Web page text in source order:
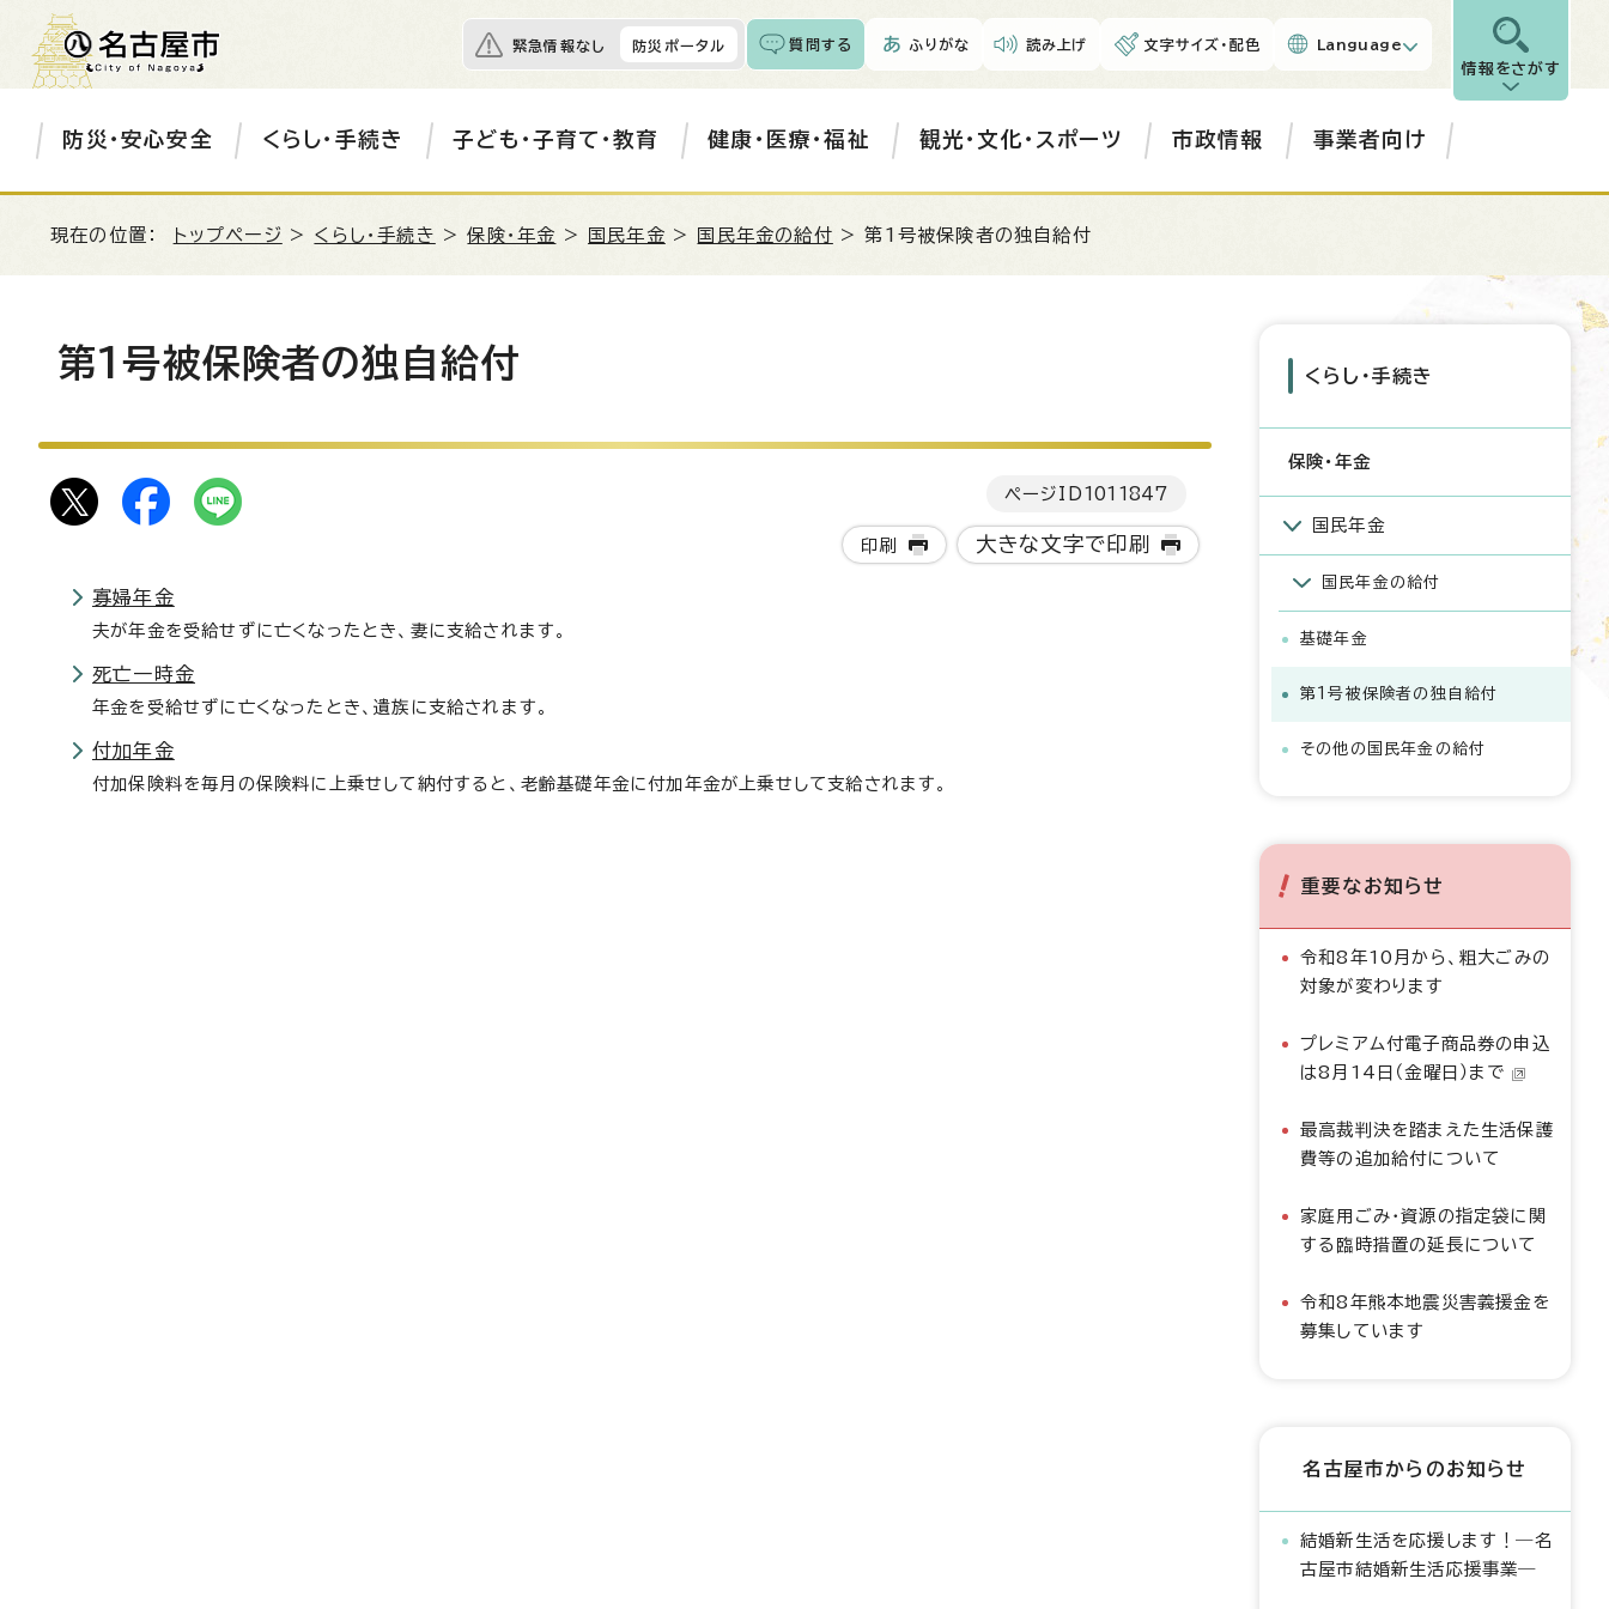
緊急情報なし 防災ポータル 質問する ふりがな 読み上げ 文字サイズ・配色 Language
情報をさがす
防災・安心安全 くらし・手続き 子ども・子育て・教育 健康・医療・福祉 観光・文化・スポーツ 市政情報 事業者向け
現在の位置： トップページ > くらし・手続き >保険・年金 > 国民年金 > 国民年金の給付 > 第1号被保険者の独自給付
第1号被保険者の独自給付
ページID 1011847
印刷 大きな文字で印刷
寡婦年金
夫が年金を受給せずに亡くなったとき、妻に支給されます。
死亡一時金
年金を受給せずに亡くなったとき、遺族に支給されます。
付加年金
付加保険料を毎月の保険料に上乗せして納付すると、老齢基礎年金に付加年金が上乗せして支給されます。
くらし・手続き
保険・年金
国民年金
国民年金の給付
基礎年金
第1号被保険者の独自給付
その他の国民年金の給付
重要なお知らせ
令和8年10月から、粗大ごみの
対象が変わります
プレミアム付電子商品券の申込
は8月14日（金曜日）まで
最高裁判決を踏まえた生活保護
費等の追加給付について
家庭用ごみ・資源の指定袋に関
する臨時措置の延長について
令和8年熊本地震災害義援金を
募集しています
名古屋市からのお知らせ
結婚新生活を応援します！―名
古屋市結婚新生活応援事業―